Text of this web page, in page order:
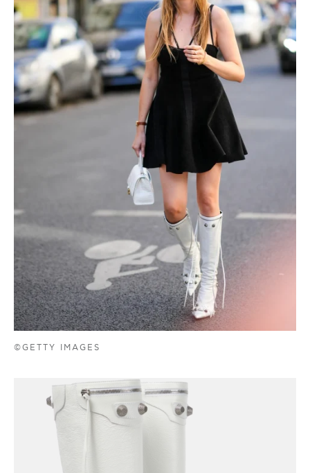
©GETTY IMAGES